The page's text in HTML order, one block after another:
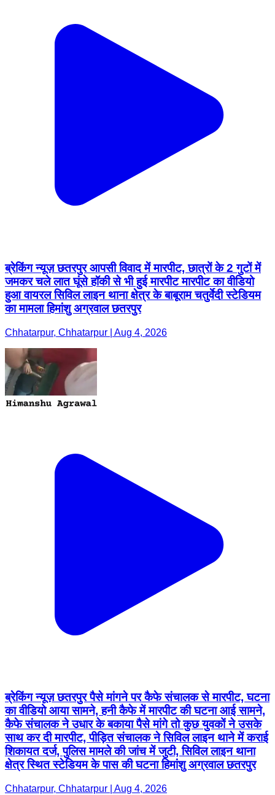
ब्रेकिंग न्यूज़ छतरपुर आपसी विवाद में मारपीट, छात्रों के 2 गुटों में
जमकर चले लात घूंसे हॉकी से भी हुई मारपीट मारपीट का वीडियो
हुआ वायरल सिविल लाइन थाना क्षेत्र के बाबूराम चतुर्वेदी स्टेडियम
का मामला हिमांशु अग्रवाल छतरपुर
Chhatarpur, Chhatarpur | Aug 4, 2026
ब्रेकिंग न्यूज़ छतरपुर पैसे मांगने पर कैफे संचालक से मारपीट, घटना
का वीडियो आया सामने, हनी कैफे में मारपीट की घटना आई सामने,
कैफे संचालक ने उधार के बकाया पैसे मांगे तो कुछ युवकों ने उसके
साथ कर दी मारपीट, पीड़ित संचालक ने सिविल लाइन थाने में कराई
शिकायत दर्ज, पुलिस मामले की जांच में जुटी, सिविल लाइन थाना
क्षेत्र स्थित स्टेडियम के पास की घटना हिमांशु अग्रवाल छतरपुर
Chhatarpur, Chhatarpur | Aug 4, 2026